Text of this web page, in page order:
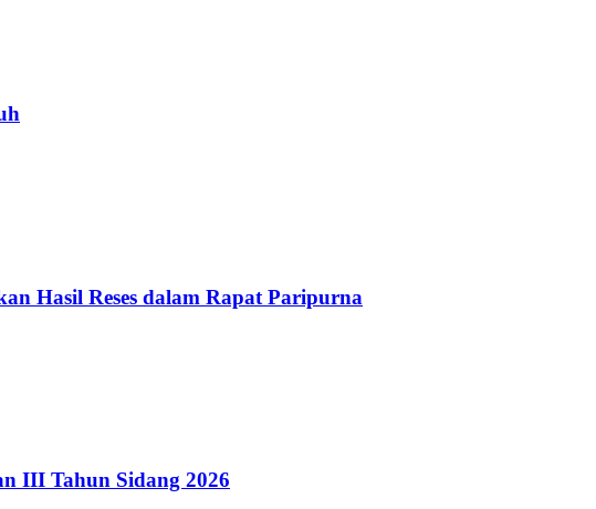
Hasil Reses dalam Rapat Paripurna
III Tahun Sidang 2026